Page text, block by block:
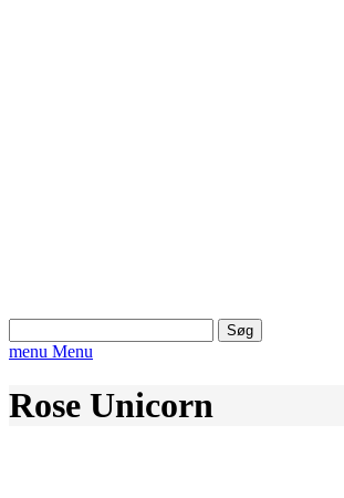
efter:
menu Menu
Rose Unicorn